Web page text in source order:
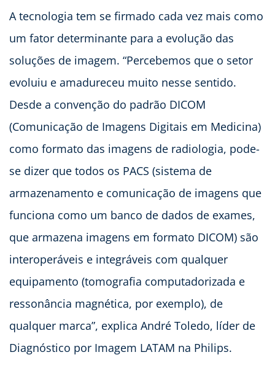
A tecnologia tem se firmado cada vez mais como
um fator determinante para a evolução das
soluções de imagem. “Percebemos que o setor
evoluiu e amadureceu muito nesse sentido.
Desde a convenção do padrão DICOM
(Comunicação de Imagens Digitais em Medicina)
como formato das imagens de radiologia, pode-
se dizer que todos os PACS (sistema de
armazenamento e comunicação de imagens que
funciona como um banco de dados de exames,
que armazena imagens em formato DICOM) são
interoperáveis e integráveis com qualquer
equipamento (tomografia computadorizada e
ressonância magnética, por exemplo), de
qualquer marca”, explica André Toledo, líder de
Diagnóstico por Imagem LATAM na Philips.